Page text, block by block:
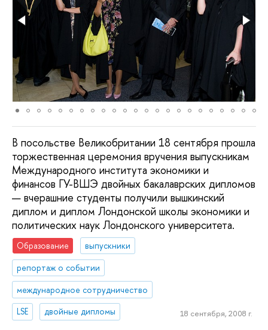
В посольстве Великобритании 18 сентября прошла
торжественная церемония вручения выпускникам
Международного института экономики и
финансов ГУ-ВШЭ двойных бакалаврских дипломов
— вчерашние студенты получили вышкинский
диплом и диплом Лондонской школы экономики и
политических наук Лондонского университета.
Образование
выпускники
репортаж о событии
международное сотрудничество
LSE
двойные дипломы 18 сентября, 2008 г.